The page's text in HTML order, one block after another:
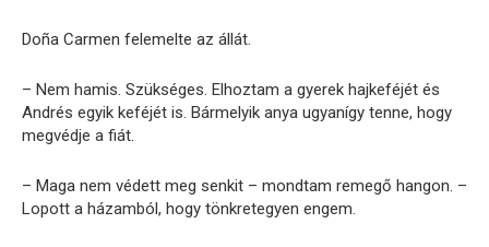
Doña Carmen felemelte az állát.
– Nem hamis. Szükséges. Elhoztam a gyerek hajkeféjét és
Andrés egyik keféjét is. Bármelyik anya ugyanígy tenne, hogy
megvédje a fiát.
– Maga nem védett meg senkit – mondtam remegő hangon. –
Lopott a házamból, hogy tönkretegyen engem.